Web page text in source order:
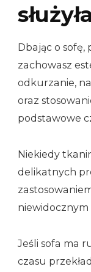
Dbając o sofę,
zachowasz
odkurzanie,
oraz
podstawowe
Niekiedy
delikatnych
niewidocznym
Jeśli sofa ma
czasu